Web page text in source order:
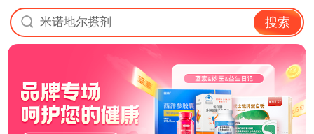
米诺地尔搽剂 搜索